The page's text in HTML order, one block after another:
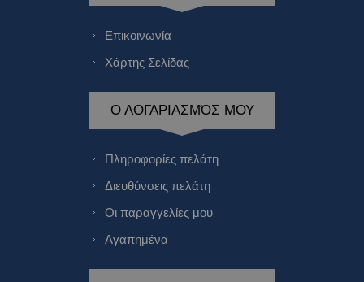
Επικοινωνία
Χάρτης Σελίδας
Ο ΛΟΓΑΡΙΑΣΜΌΣ ΜΟΥ
Πληροφορίες πελάτη
Διευθύνσεις πελάτη
Οι παραγγελίες μου
Αγαπημένα